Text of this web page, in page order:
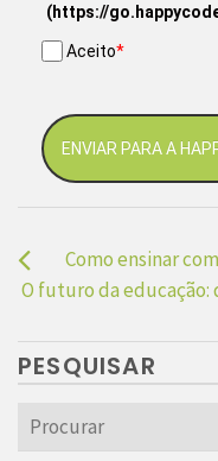
(https://
Aceito*
ENVIAR PARA A
Como ensinar
O futuro da educação:
PESQUISAR
Search
for: